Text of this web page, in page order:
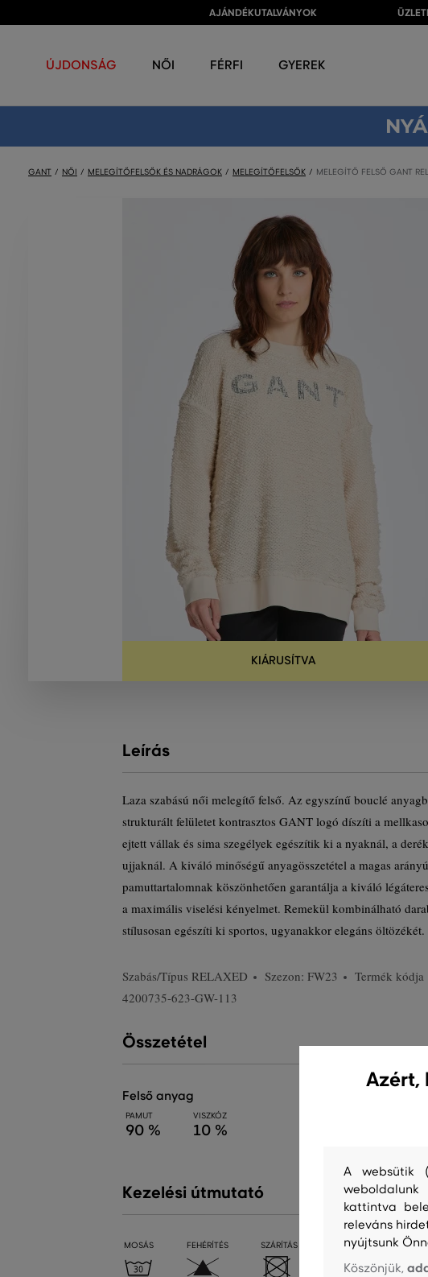
AJÁNDÉKUTALVÁNYOK
ÚJDONSÁG NŐI FÉRFI GYEREK
GANT NŐI MELEGÍTŐFELSŐK ÉS NADRÁGOK MELEGÍTŐFELSŐK MELEGÍTŐ FELSŐ GANT
KIÁRUSÍTVA
Leírás
Laza szabású női melegítő felső. Az egyszínű bouclé
strukturált felületet kontrasztos GANT logó díszíti a
ejtett vállak és sima szegélyek egészítik ki a nyaknál, a
ujjaknál. A kiváló minőségű anyagösszetétel a magas arányú
pamuttartalomnak köszönhetően garantálja a kiváló
a maximális viselési kényelmet. Remekül kombinálható
stílusosan egészíti ki sportos, ugyanakkor elegáns öltözékét.
Szabás/Típus RELAXED Szezon: FW23
Termék kódja
4200735-623-GW-113
Összetétel
felső anyag
PAMUT
90 %
VISZKÓZ
10 %
Kezelési útmutató
MOSÁS FEHÉRÍTÉS SZÁRÍTÁS VASALÁS
Azért,
A websütik
kattintva
releváns
nyújtsunk
Köszönjük,